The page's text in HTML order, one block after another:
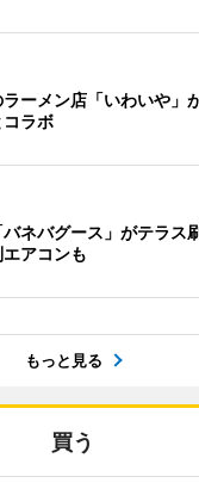
ラーメン店「いわいや
コラボ
バネバグース」がテラ
エアコンも
もっと見る
買う